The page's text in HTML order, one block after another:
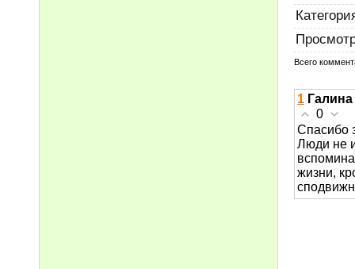
Всего
1 Галина
0
Спасибо
Люди не
жизни,